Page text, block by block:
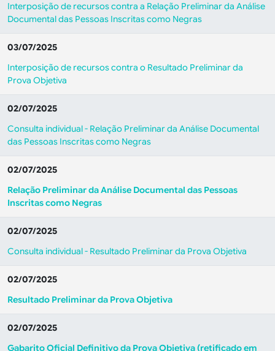
Interposição de recursos contra a Relação Preliminar da Análise
Documental das Pessoas Inscritas como Negras
03/07/2025
Interposição de recursos contra o Resultado Preliminar da
Prova Objetiva
02/07/2025
Consulta individual - Relação Preliminar da Análise Documental
das Pessoas Inscritas como Negras
02/07/2025
Relação Preliminar da Análise Documental das Pessoas
Inscritas como Negras
02/07/2025
Consulta individual - Resultado Preliminar da Prova Objetiva
02/07/2025
Resultado Preliminar da Prova Objetiva
02/07/2025
Gabarito Oficial Definitivo da Prova Objetiva (retificado em